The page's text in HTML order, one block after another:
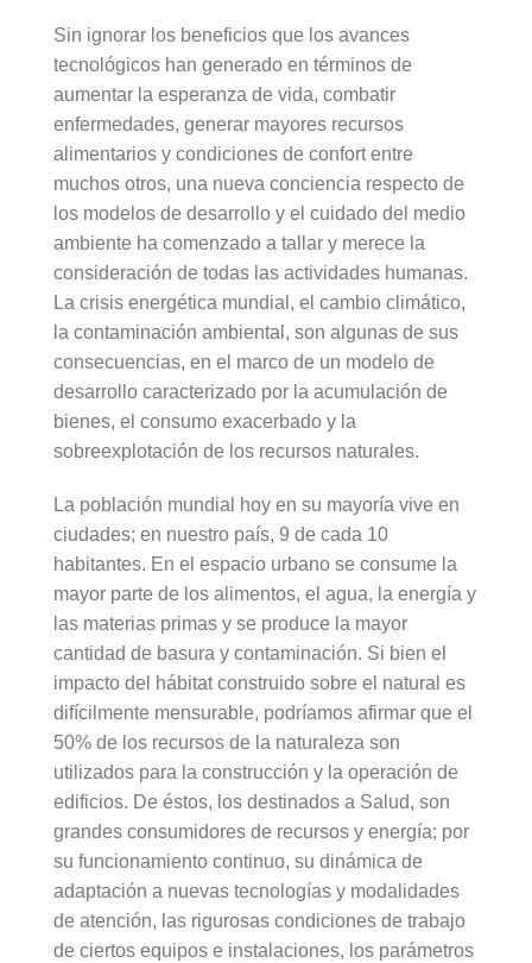
Sin ignorar los beneficios que los avances
tecnológicos han generado en términos de
aumentar la esperanza de vida, combatir
enfermedades, generar mayores recursos
alimentarios y condiciones de confort entre
muchos otros, una nueva conciencia respecto de
los modelos de desarrollo y el cuidado del medio
ambiente ha comenzado a tallar y merece la
consideración de todas las actividades humanas.
La crisis energética mundial, el cambio climático,
la contaminación ambiental, son algunas de sus
consecuencias, en el marco de un modelo de
desarrollo caracterizado por la acumulación de
bienes, el consumo exacerbado y la
sobreexplotación de los recursos naturales.
La población mundial hoy en su mayoría vive en
ciudades; en nuestro país, 9 de cada 10
habitantes. En el espacio urbano se consume la
mayor parte de los alimentos, el agua, la energía y
las materias primas y se produce la mayor
cantidad de basura y contaminación. Si bien el
impacto del hábitat construido sobre el natural es
difícilmente mensurable, podríamos afirmar que el
50% de los recursos de la naturaleza son
utilizados para la construcción y la operación de
edificios. De éstos, los destinados a Salud, son
grandes consumidores de recursos y energía; por
su funcionamiento continuo, su dinámica de
adaptación a nuevas tecnologías y modalidades
de atención, las rigurosas condiciones de trabajo
de ciertos equipos e instalaciones, los parámetros